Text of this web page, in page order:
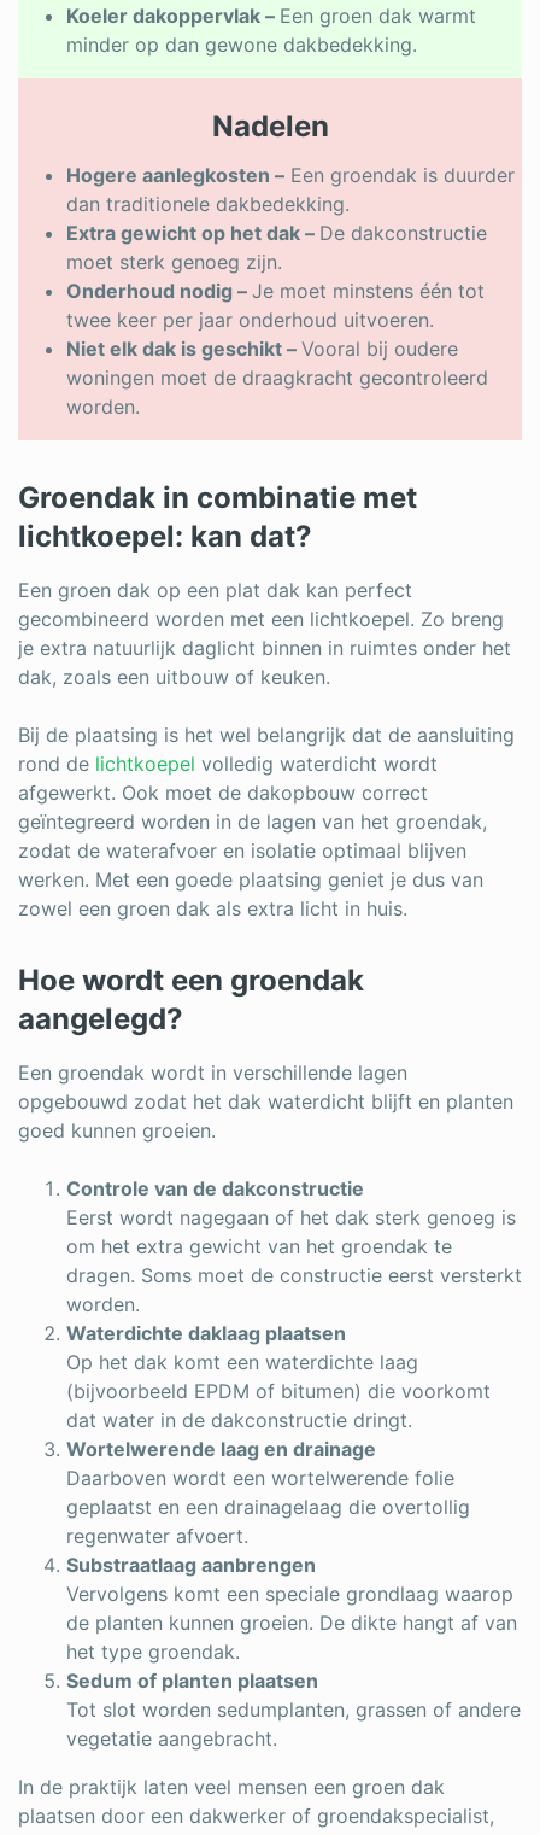
Koeler dakoppervlak – Een groen dak warmt
minder op dan gewone dakbedekking.
Nadelen
Hogere aanlegkosten – Een groendak is duurder
dan traditionele dakbedekking.
Extra gewicht op het dak – De dakconstructie
moet sterk genoeg zijn.
Onderhoud nodig – Je moet minstens één tot
twee keer per jaar onderhoud uitvoeren.
Niet elk dak is geschikt – Vooral bij oudere
woningen moet de draagkracht gecontroleerd
worden.
Groendak in combinatie met
lichtkoepel: kan dat?
Een groen dak op een plat dak kan perfect
gecombineerd worden met een lichtkoepel. Zo breng
je extra natuurlijk daglicht binnen in ruimtes onder het
dak, zoals een uitbouw of keuken.
Bij de plaatsing is het wel belangrijk dat de aansluiting
rond de lichtkoepel volledig waterdicht wordt
afgewerkt. Ook moet de dakopbouw correct
geïntegreerd worden in de lagen van het groendak,
zodat de waterafvoer en isolatie optimaal blijven
werken. Met een goede plaatsing geniet je dus van
zowel een groen dak als extra licht in huis.
Hoe wordt een groendak
aangelegd?
Een groendak wordt in verschillende lagen
opgebouwd zodat het dak waterdicht blijft en planten
goed kunnen groeien.
Controle van de dakconstructie
Eerst wordt nagegaan of het dak sterk genoeg is
om het extra gewicht van het groendak te
dragen. Soms moet de constructie eerst versterkt
worden.
Waterdichte daklaag plaatsen
Op het dak komt een waterdichte laag
(bijvoorbeeld EPDM of bitumen) die voorkomt
dat water in de dakconstructie dringt.
Wortelwerende laag en drainage
Daarboven wordt een wortelwerende folie
geplaatst en een drainagelaag die overtollig
regenwater afvoert.
Substraatlaag aanbrengen
Vervolgens komt een speciale grondlaag waarop
de planten kunnen groeien. De dikte hangt af van
het type groendak.
Sedum of planten plaatsen
Tot slot worden sedumplanten, grassen of andere
vegetatie aangebracht.
In de praktijk laten veel mensen een groen dak
plaatsen door een dakwerker of groendakspecialist,